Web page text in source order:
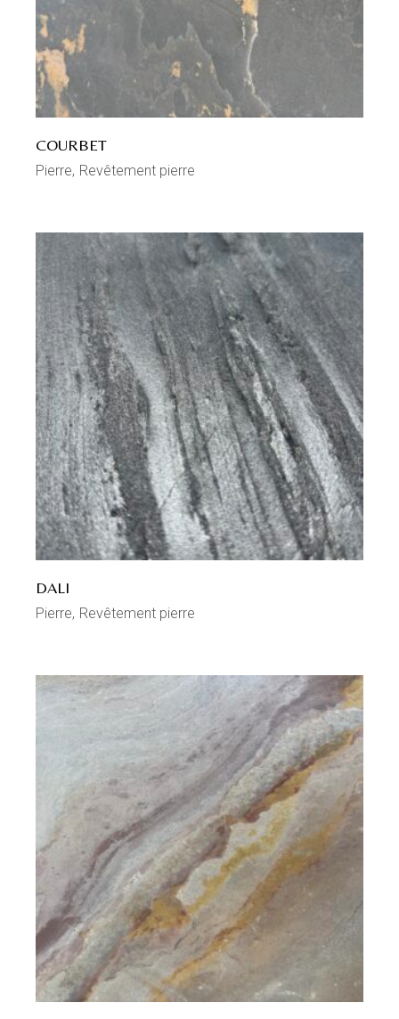
COURBET
Pierre Revêtement pierre
DALI
Pierre Revêtement pierre